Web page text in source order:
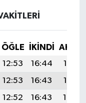
ÖĞLE İKINDI
12:53 16:44
19:56
12:53 16:43
19:55
12:52 16:43
19:54